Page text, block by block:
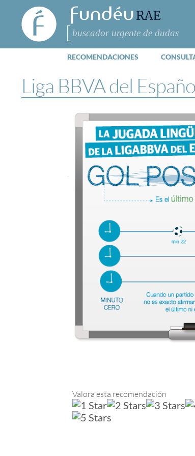
FundéuRAE
- Fundación
del Español
Urgente
Buscar
RECOMENDACIONES
Liga BBVA del
Valora esta recomendación